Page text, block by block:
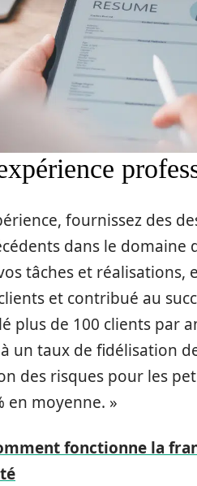
fournissez des
dans le domaine
tâches et
et contribué au
plus de 100 clients par
un taux de fidélisation
des risques pour les
en moyenne. »
fonctionne la